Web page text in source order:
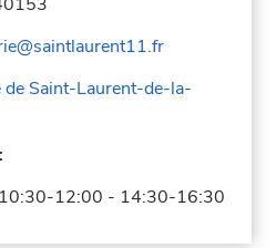
de Saint-Laurent-de-la-
10:30-12:00 - 14:30-16:30